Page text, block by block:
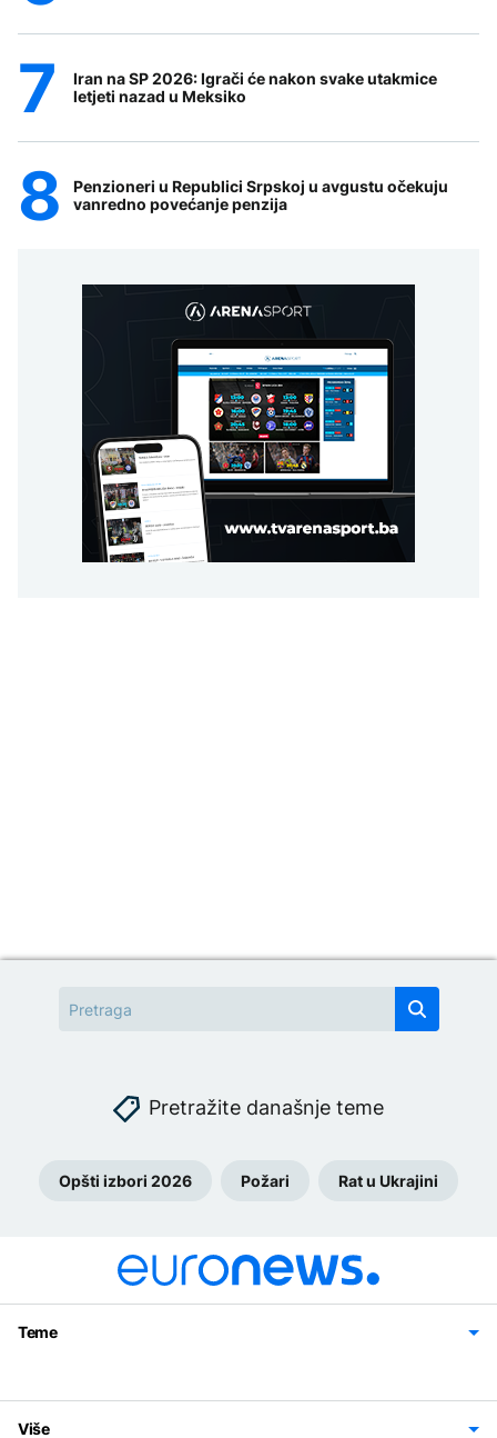
Iran na SP 2026: Igrači će nakon svake utakmice
letjeti nazad u Meksiko
Penzioneri u Republici Srpskoj u avgustu očekuju
vanredno povećanje penzija
Pretražite današnje teme
Opšti izbori 2026 Požari Rat u Ukrajini
Teme
Svijet
Sport
Magazin
Više